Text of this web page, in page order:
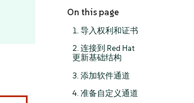
On this page
1. 导入权利和证书
2. 连接到 Red Hat
更新基础结构
3. 添加软件通道
4. 准备自定义通道